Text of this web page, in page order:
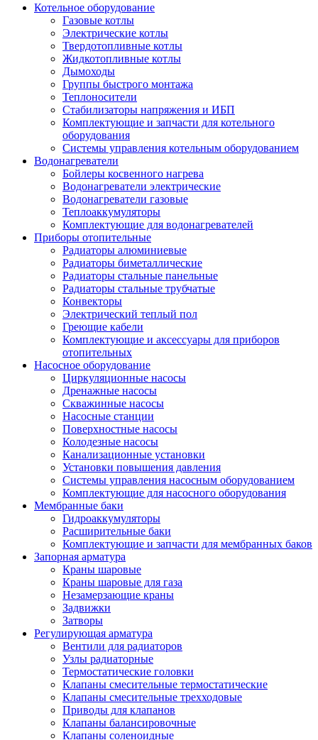
Котельное оборудование
Газовые котлы
Электрические котлы
Твердотопливные котлы
Жидкотопливные котлы
Дымоходы
Группы быстрого монтажа
Теплоносители
Стабилизаторы напряжения и ИБП
Комплектующие и запчасти для котельного
оборудования
Системы управления котельным оборудованием
Водонагреватели
Бойлеры косвенного нагрева
Водонагреватели электрические
Водонагреватели газовые
Теплоаккумуляторы
Комплектующие для водонагревателей
Приборы отопительные
Радиаторы алюминиевые
Радиаторы биметаллические
Радиаторы стальные панельные
Радиаторы стальные трубчатые
Конвекторы
Электрический теплый пол
Греющие кабели
Комплектующие и аксессуары для приборов
отопительных
Насосное оборудование
Циркуляционные насосы
Дренажные насосы
Скважинные насосы
Насосные станции
Поверхностные насосы
Колодезные насосы
Канализационные установки
Установки повышения давления
Системы управления насосным оборудованием
Комплектующие для насосного оборудования
Мембранные баки
Гидроаккумуляторы
Расширительные баки
Комплектующие и запчасти для мембранных баков
Запорная арматура
Краны шаровые
Краны шаровые для газа
Незамерзающие краны
Задвижки
Затворы
Регулирующая арматура
Вентили для радиаторов
Узлы радиаторные
Термостатические головки
Клапаны смесительные термостатические
Клапаны смесительные трехходовые
Приводы для клапанов
Клапаны балансировочные
Клапаны соленоидные